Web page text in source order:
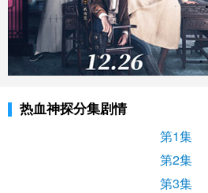
热血神探分集剧情
第1集
第2集
第3集